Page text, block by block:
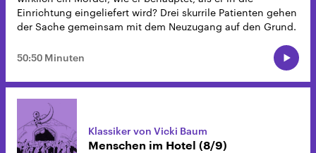
Einrichtung eingeliefert wird? Drei skurrile Patienten gehen
der Sache gemeinsam mit dem Neuzugang auf den Grund.
50:50 Minuten
Klassiker von Vicki Baum
Menschen im Hotel (8/9)